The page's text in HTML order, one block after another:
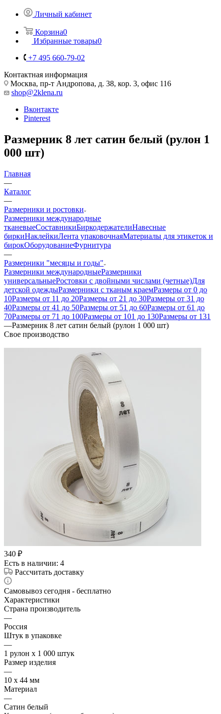
Личный кабинет
Корзина0
Избранные товары0
+7 495 660-79-02
Контактная информация
Москва, пр-т Андропова, д. 38, кор. 3, офис 116
shop@2klena.ru
Вконтакте
Pinterest
Размерник 8 лет сатин белый (рулон 1
000 шт)
Главная
—
Каталог
—
Размерники и ростовки
Размерники международные
тканевыеСоставникиБиркодержателиНавесные
биркиНаклейкиЛента упаковочнаяМатериалы для этикеток и
бирокОборудованиеФурнитура
—
Размерники "месяцы и годы"
Размерники международныеРазмерники
универсальныеРостовки с двойными числами (четные)Для
детской одеждыРазмерники с тканым краемРазмеры от 0 до
10Размеры от 11 до 20Размеры от 21 до 30Размеры от 31 до
40Размеры от 41 до 50Размеры от 51 до 60Размеры от 61 до
70Размеры от 71 до 100Размеры от 101 до 130Размеры от 131
—Размерник 8 лет сатин белый (рулон 1 000 шт)
Свое производство
340 ₽
Есть в наличии: 4
Рассчитать доставку
Самовывоз сегодня - бесплатно
Характеристики
Страна производитель
—
Россия
Штук в упаковке
—
1 рулон х 1 000 штук
Размер изделия
—
10 х 44 мм
Материал
—
Сатин белый